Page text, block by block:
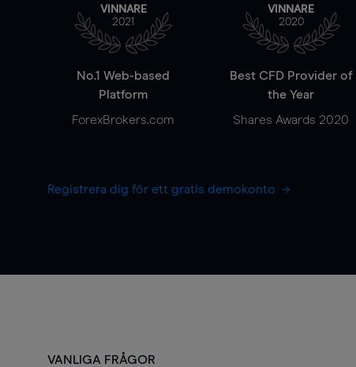
VINNARE
2021
No.1 Web-based
Platform
ForexBrokers.com
VINNARE
2020
Best CFD Provider of
the Year
Shares Awards 2020
Registrera dig för ett gratis demokonto
VANLIGA FRÅGOR